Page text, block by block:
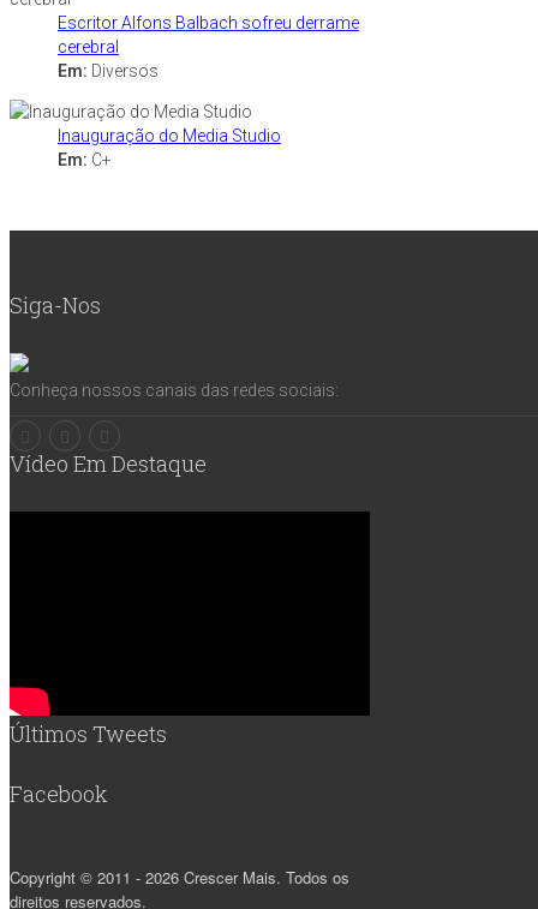
Escritor Alfons Balbach sofreu derrame
cerebral
Em: Diversos
Inauguração do Media Studio
Em: C+
Siga-Nos
Conheça nossos canais das redes sociais:
Vídeo Em Destaque
Últimos Tweets
Facebook
Copyright © 2011 - 2026 Crescer Mais. Todos os
direitos reservados.